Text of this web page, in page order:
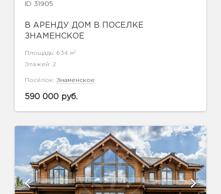
ID 31905
В АРЕНДУ ДОМ В ПОСЕЛКЕ
ЗНАМЕНСКОЕ
Площадь: 634 м 2
Этажей: 2
Посёлок: Знаменское
590 000 руб.